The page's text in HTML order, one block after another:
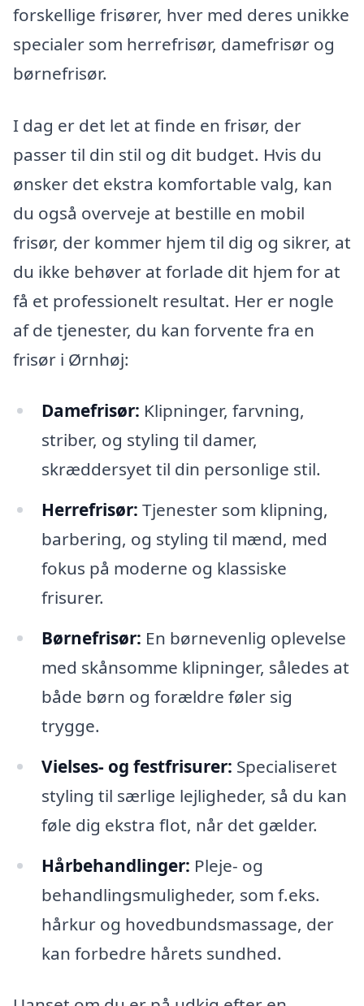
forskellige frisører, hver med deres unikke
specialer som herrefrisør, damefrisør og
børnefrisør.
I dag er det let at finde en frisør, der
passer til din stil og dit budget. Hvis du
ønsker det ekstra komfortable valg, kan
du også overveje at bestille en mobil
frisør, der kommer hjem til dig og sikrer, at
du ikke behøver at forlade dit hjem for at
få et professionelt resultat. Her er nogle
af de tjenester, du kan forvente fra en
frisør i Ørnhøj:
Damefrisør: Klipninger, farvning,
striber, og styling til damer,
skræddersyet til din personlige stil.
Herrefrisør: Tjenester som klipning,
barbering, og styling til mænd, med
fokus på moderne og klassiske
frisurer.
Børnefrisør: En børnevenlig oplevelse
med skånsomme klipninger, således at
både børn og forældre føler sig
trygge.
Vielses- og festfrisurer: Specialiseret
styling til særlige lejligheder, så du kan
føle dig ekstra flot, når det gælder.
Hårbehandlinger: Pleje- og
behandlingsmuligheder, som f.eks.
hårkur og hovedbundsmassage, der
kan forbedre hårets sundhed.